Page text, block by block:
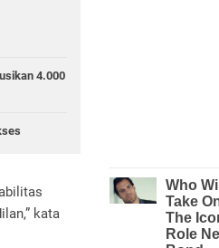
4.000
kata